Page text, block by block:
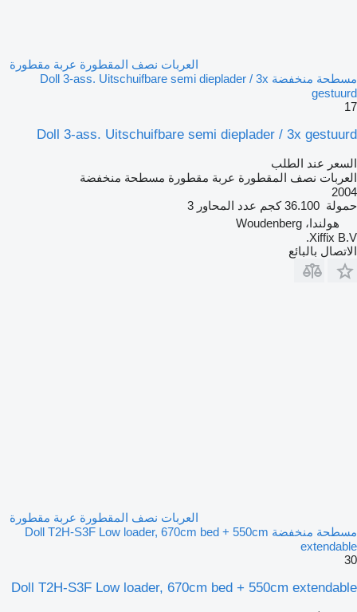
العربات نصف المقطورة عربة مقطورة
مسطحة منخفضة Doll 3-ass. Uitschuifbare semi dieplader / 3x
gestuurd
17
Doll 3-ass. Uitschuifbare semi dieplader / 3x gestuurd
السعر عند الطلب
العربات نصف المقطورة عربة مقطورة مسطحة منخفضة
2004
حمولة 36.100 كجم عدد المحاور 3
هولندا، Woudenberg
Xiffix B.V.
الاتصال بالبائع
العربات نصف المقطورة عربة مقطورة
مسطحة منخفضة Doll T2H-S3F Low loader, 670cm bed + 550cm
extendable
30
Doll T2H-S3F Low loader, 670cm bed + 550cm extendable